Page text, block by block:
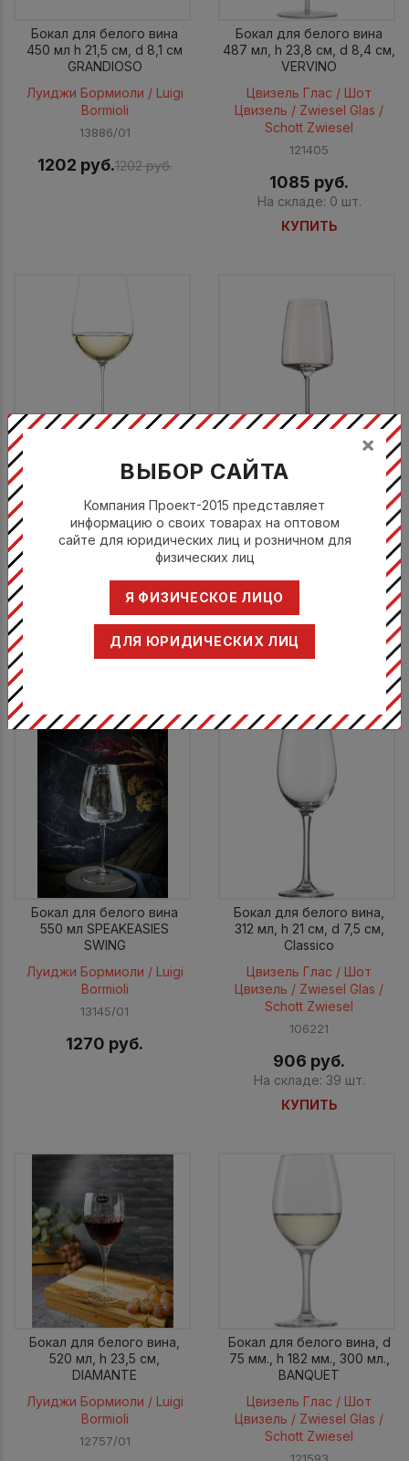
Бокал для белого вина
450 мл h 21,5 см, d 8,1 см
GRANDIOSO
Луиджи Бормиоли / Luigi
Bormioli
13886/01
1202 руб.1202 руб.
Бокал для белого вина
487 мл, h 23,8 см, d 8,4 см,
VERVINO
Цвизель Глас / Шот
Цвизель / Zwiesel Glas /
Schott Zwiesel
121405
1085 руб.
На складе: 0 шт.
КУПИТЬ
Бокал для белого вина 517
мл, d 8,9 см h 23,7 см,
Цвизель Глас / Шот
Цвизель / Zwiesel Glas /
124191
2717 руб.
Бокал для белого вина 535
мл, h 23,6 см, d 8,8 см,
Цвизель Глас / Шот
Цвизель / Zwiesel Glas /
120 586
866 руб.
На складе: 409 шт.
Бокал для белого вина
550 мл SPEAKEASIES
SWING
Луиджи Бормиоли / Luigi
Bormioli
13145/01
1270 руб.
Бокал для белого вина,
312 мл, h 21 см, d 7,5 см,
Classico
Цвизель Глас / Шот
Цвизель / Zwiesel Glas /
Schott Zwiesel
106221
906 руб.
На складе: 39 шт.
КУПИТЬ
Бокал для белого вина,
520 мл, h 23,5 см,
DIAMANTE
Луиджи Бормиоли / Luigi
Bormioli
12757/01
Бокал для белого вина, d
75 мм., h 182 мм., 300 мл.,
BANQUET
Цвизель Глас / Шот
Цвизель / Zwiesel Glas /
Schott Zwiesel
×
ВЫБОР САЙТА
Компания Проект-2015 представляет
информацию о своих товарах на оптовом
сайте для юридических лиц и розничном для
физических лиц
Я ФИЗИЧЕСКОЕ ЛИЦО
ДЛЯ ЮРИДИЧЕСКИХ ЛИЦ